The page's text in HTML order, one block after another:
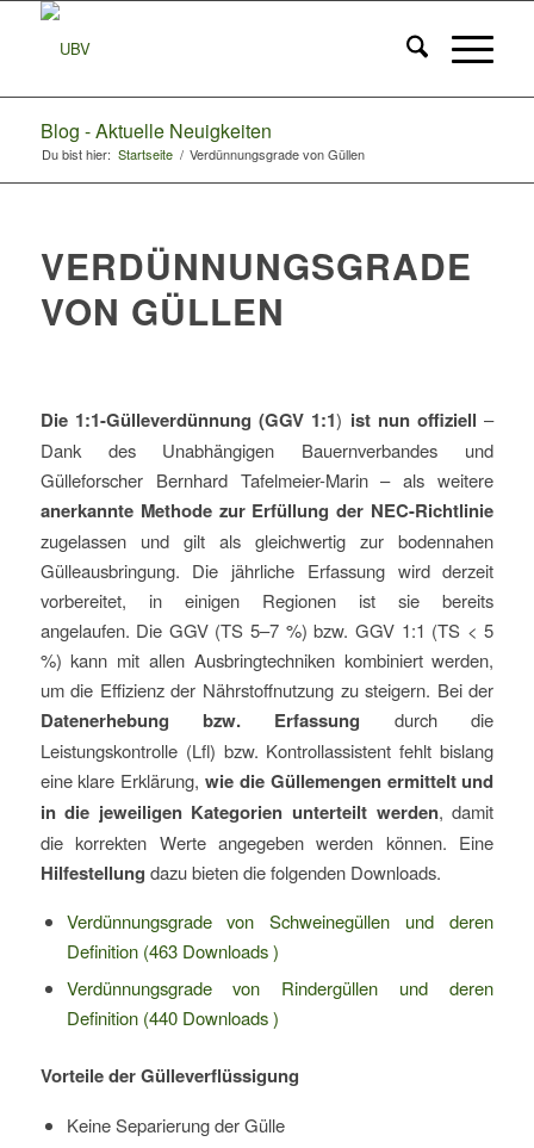
Blog - Aktuelle Neuigkeiten
Du bist hier: Startseite / Verdünnungsgrade von Güllen
VERDÜNNUNGSGRADE
VON GÜLLEN
Die 1:1-Gülleverdünnung (GGV 1:1) ist nun offiziell –
Dank des Unabhängigen Bauernverbandes und
Gülleforscher Bernhard Tafelmeier-Marin – als weitere
anerkannte Methode zur Erfüllung der NEC-Richtlinie
zugelassen und gilt als gleichwertig zur bodennahen
Gülleausbringung. Die jährliche Erfassung wird derzeit
vorbereitet, in einigen Regionen ist sie bereits
angelaufen. Die GGV (TS 5–7 %) bzw. GGV 1:1 (TS < 5
%) kann mit allen Ausbringtechniken kombiniert werden,
um die Effizienz der Nährstoffnutzung zu steigern. Bei der
Datenerhebung bzw. Erfassung durch die
Leistungskontrolle (Lfl) bzw. Kontrollassistent fehlt bislang
eine klare Erklärung,wie die Güllemengen ermittelt und
in die jeweiligen Kategorien unterteilt werden, damit
die korrekten Werte angegeben werden können. Eine
Hilfestellung dazu bieten die folgenden Downloads.
Verdünnungsgrade von Schweinegüllen und deren
Definition (463 Downloads )
Verdünnungsgrade von Rindergüllen und deren
Definition (440 Downloads )
Vorteile der Gülleverflüssigung
Keine Separierung der Gülle